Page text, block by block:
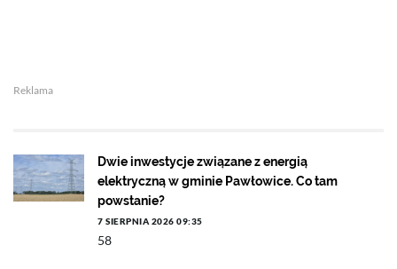
Reklama
Dwie inwestycje związane z energią
elektryczną w gminie Pawłowice. Co tam
powstanie?
7 SIERPNIA 2026 09:35
58